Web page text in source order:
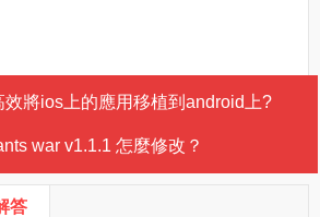
效將ios上的應用移植到android上?
war v1.1.1 怎麼修改？
答